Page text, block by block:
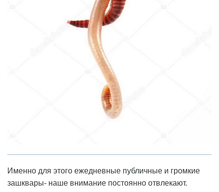
Именно для этого ежедневные публичные и громкие
зашквары- наше внимание постоянно отвлекают.